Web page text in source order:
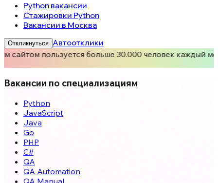
Python вакансии
Стажировки Python
Вакансии в Москва
Откликнуться Автоотклики
сайтом пользуется больше 30.000 человек каждый
Вакансии по специализациям
Python
JavaScript
Java
Go
PHP
C#
QA
QA Automation
QA Manual